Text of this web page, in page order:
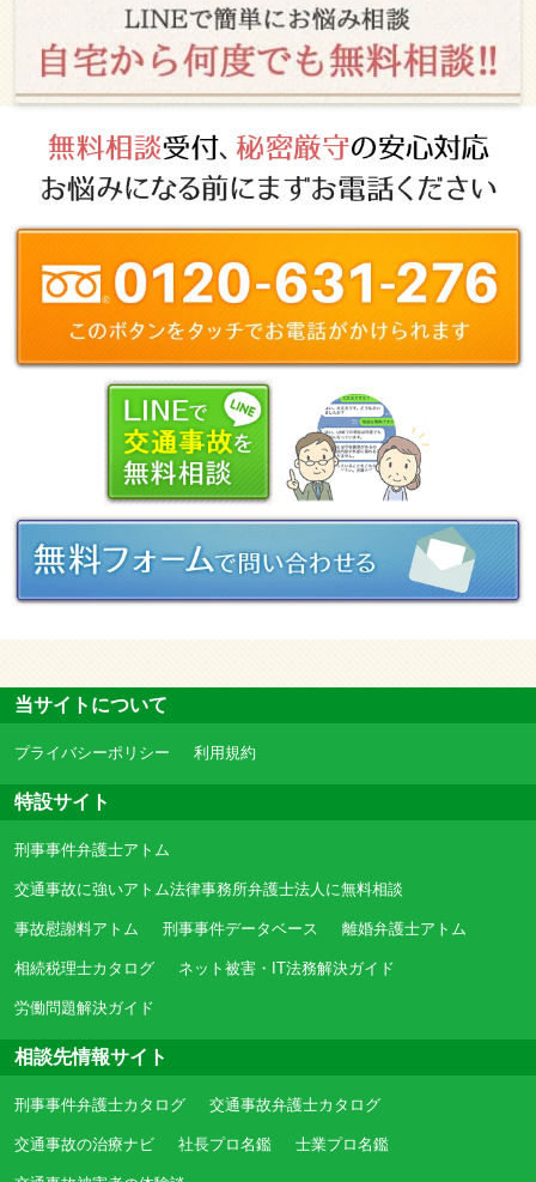
当サイトについて
プライバシーポリシー 利用規約
特設サイト
刑事事件弁護士アトム
交通事故に強いアトム法律事務所弁護士法人に無料相談
事故慰謝料アトム 刑事事件データベース 離婚弁護士アトム
相続税理士カタログ ネット被害・IT法務解決ガイド
労働問題解決ガイド
相談先情報サイト
刑事事件弁護士カタログ 交通事故弁護士カタログ
交通事故の治療ナビ 社長プロ名鑑 士業プロ名鑑